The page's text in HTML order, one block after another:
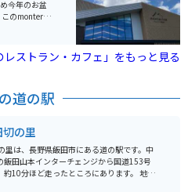
今年のお盆
のmonterin
酒(日本酒)
もしれませ
レストラン・カフェ」をもっと見る
道の駅
切の里
里は、長野県飯田市にある道の駅です。中
飯田山本インターチェンジから国道153号
10分ほど走ったところにあります。 地元
されている直売所があり、新鮮な野菜や